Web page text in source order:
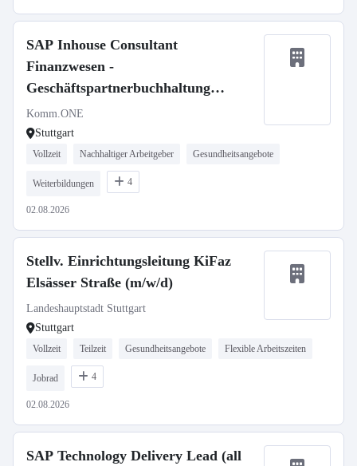
SAP Inhouse Consultant
Finanzwesen -
Geschäftspartnerbuchhaltung
(w/m/d)
Komm.ONE
Stuttgart
Vollzeit Nachhaltiger Arbeitgeber Gesundheitsangebote
Weiterbildungen 4
02.08.2026
Stellv. Einrichtungsleitung KiFaz
Elsässer Straße (m/w/d)
Landeshauptstadt Stuttgart
Stuttgart
Vollzeit Teilzeit Gesundheitsangebote Flexible Arbeitszeiten
Jobrad 4
02.08.2026
SAP Technology Delivery Lead (all